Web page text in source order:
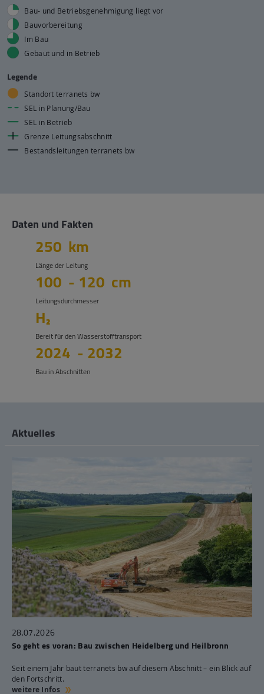
Bau- und Betriebsgenehmigung liegt vor
Bauvorbereitung
Im Bau
Gebaut und in Betrieb
Legende
Standort terranets bw
SEL in Planung/Bau
SEL in Betrieb
Grenze Leitungsabschnitt
Bestandsleitungen terranets bw
Daten und Fakten
250 km
Länge der Leitung
100 - 120 cm
Leitungsdurchmesser
H₂
Bereit für den Wasserstofftransport
2024 - 2032
Bau in Abschnitten
Aktuelles
28.07.2026
So geht es voran: Bau zwischen Heidelberg und Heilbronn
Seit einem Jahr baut terranets bw auf diesem Abschnitt – ein Blick auf
den Fortschritt.
weitere Infos